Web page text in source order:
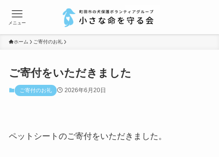
メニュー
ホーム ご寄付のお礼
ご寄付をいただきました
ご寄付のお礼 2026年6月20日
ペットシートのご寄付をいただきました。